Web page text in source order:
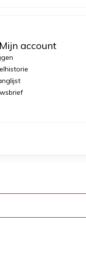
Mijn account